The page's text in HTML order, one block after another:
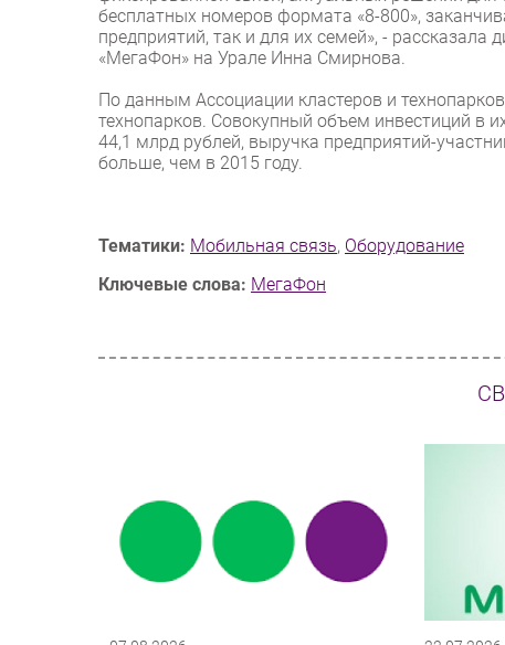
бесплатных номеров формата «8-800»,
предприятий, так и для их семей», -
«МегаФон» на Урале Инна Смирнова.
По данным Ассоциации кластеров и
технопарков. Совокупный объем инвестиций в
44,1 млрд рублей, выручка предприятий-
больше, чем в 2015 году.
Тематики: Мобильная связь, Оборудование
Ключевые слова: МегаФон